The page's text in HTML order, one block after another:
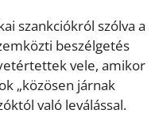
szankciókról szólva a
beszélgetés
vele, amikor
„közösen járnak
való leválással.